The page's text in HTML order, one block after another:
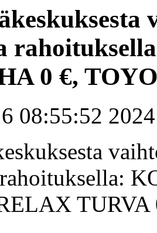
0 €,
08:55:52 2024
TURVA